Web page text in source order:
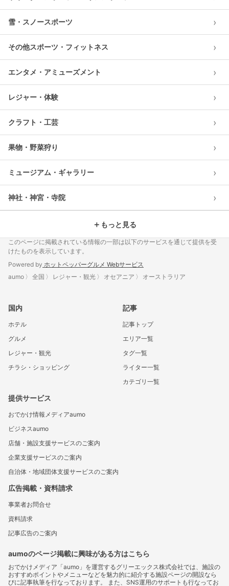
雪・スノースポーツ ›
その他スポーツ・フィットネス ›
エンタメ・アミューズメント ›
レジャー・体験 ›
クラフト・工芸 ›
果物・野菜狩り ›
ミュージアム・ギャラリー ›
神社・神宮・寺院 ›
＋ もっと見る
このページに掲載されている情報の一部は以下のサービスを通じて提供を受
けたものを表示しています。
Powered by ホットペッパーグルメ Webサービス
aumo
全国 レジャー・観光 オセアニア オーストラリア
国内
ホテル
グルメ
レジャー・観光
チラシ・ショッピング
記事
記事トップ
エリア一覧
タグ一覧
ライター一覧
カテゴリ一覧
提供サービス
おでかけ情報メディアaumo
ビジネスaumo
店舗・施設支援サービスのご案内
企業支援サービスのご案内
自治体・地域団体支援サービスのご案内
広告掲載・資料請求
事業者お問合せ
資料請求
記事広告のご案内
aumoのページ掲載に興味がある方はこちら
おでかけメディア「aumo」を運営するグリーエックス株式会社では、施設の
おすすめポイントやメニューなどを魅力的に紹介する施設ページの開設なら
びに記事執筆を行なっております。 また、SNS運用のサポートも行なってお